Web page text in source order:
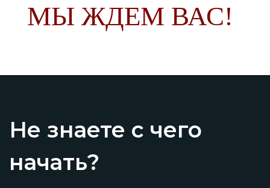
МЫ ЖДЕМ ВАС!
Не знаете с чего
начать?